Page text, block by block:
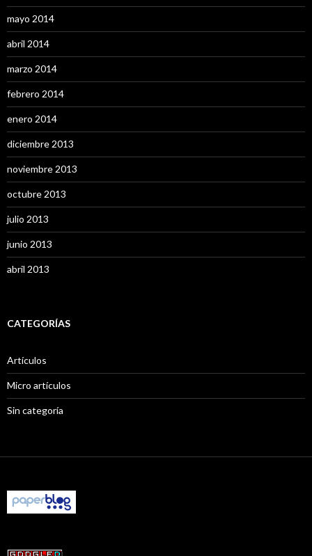
mayo 2014
abril 2014
marzo 2014
febrero 2014
enero 2014
diciembre 2013
noviembre 2013
octubre 2013
julio 2013
junio 2013
abril 2013
CATEGORÍAS
Artículos
Micro artículos
Sin categoría